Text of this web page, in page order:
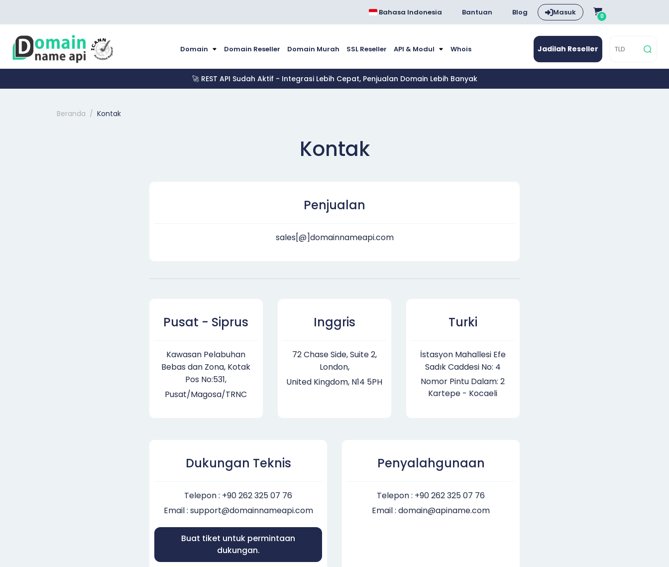
Bahasa Indonesia Bantuan Blog Masuk 0
Domain Domain Reseller Domain Murah SSL Reseller API & Modul Whois Jadilah Reseller
🚀 REST API Sudah Aktif - Integrasi Lebih Cepat, Penjualan Domain Lebih Banyak
Beranda Kontak
Kontak
Penjualan
sales[@]domainnameapi.com
Pusat - Siprus
Kawasan Pelabuhan
Bebas dan Zona, Kotak
Pos No:531,
Pusat/Magosa/TRNC
Inggris
72 Chase Side, Suite 2,
London,
United Kingdom, N14 5PH
Turki
İstasyon Mahallesi Efe
Sadık Caddesi No: 4
Nomor Pintu Dalam: 2
Kartepe - Kocaeli
Dukungan Teknis
Telepon : +90 262 325 07 76
Email : support@domainnameapi.com
Buat tiket untuk permintaan
dukungan.
Penyalahgunaan
Telepon : +90 262 325 07 76
Email : domain@apiname.com